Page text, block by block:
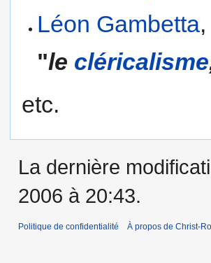
Léon Gambetta
"le cléricalisme
etc.
La dernière
2006 à 20:43.
Politique de confidentialité À propos de Christ-